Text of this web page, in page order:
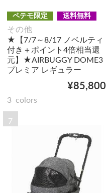
ペテモ限定 送料無料
その他
★【7/7～8/17 ノベルティ
付き＋ポイント4倍相当還
元】★AIRBUGGY DOME3
プレミア レギュラー
¥85,800
3 colors
7